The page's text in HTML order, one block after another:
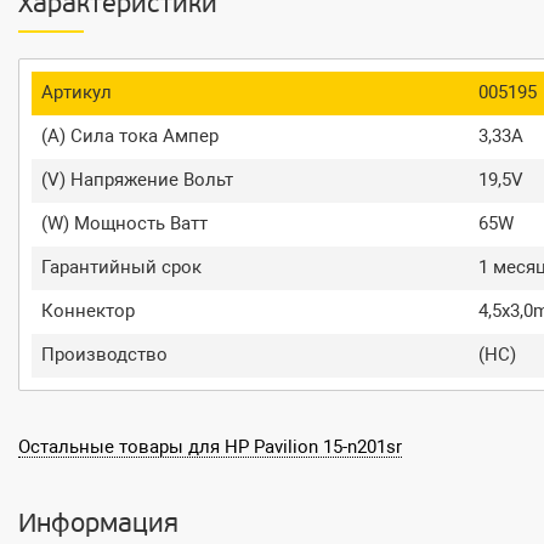
Характеристики
Артикул
005195
(A) Сила тока Ампер
3,33A
(V) Напряжение Вольт
19,5V
(W) Мощность Ватт
65W
Гарантийный срок
1
Коннектор
Производство
(HC)
Остальные товары для HP Pavilion 15-n201sr
Информация